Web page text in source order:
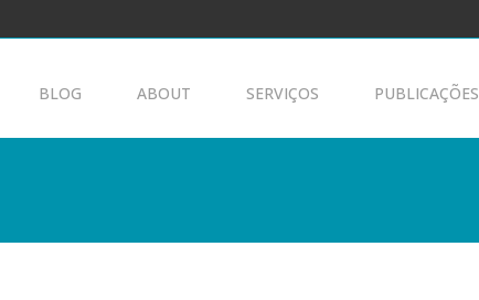
BLOG ABOUT SERVIÇOS PUBLICAÇÕES